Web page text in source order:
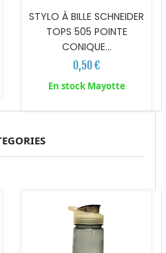
STYLO À BILLE SCHNEIDER
TOPS 505 POINTE
CONIQUE...
0,50 €
En stock Mayotte